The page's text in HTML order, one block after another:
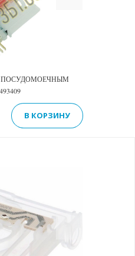
ПОСУДОМОЕЧНЫМ
В КОРЗИНУ